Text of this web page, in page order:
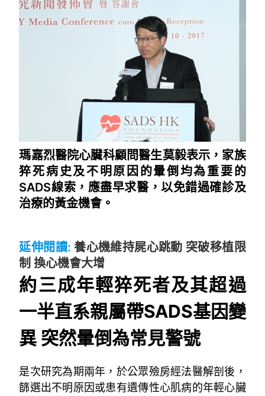
瑪嘉烈醫院心臟科顧問醫生莫毅表示，家族
猝死病史及不明原因的暈倒均為重要的
SADS線索，應盡早求醫，以免錯過確診及
治療的黃金機會。
延伸閱讀:養心機維持屍心跳動 突破移植限
制 換心機會大增
約三成年輕猝死者及其超過
一半直系親屬帶SADS基因變
異 突然暈倒為常見警號
是次研究為期兩年，於公眾殮房經法醫解剖後，
篩選出不明原因或患有遺傳性心肌病的年輕心臟